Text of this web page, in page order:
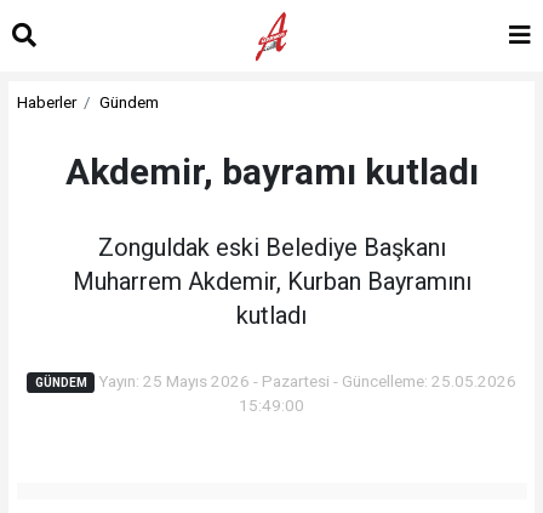
Haberler Gündem
Akdemir, bayramı kutladı
Zonguldak eski Belediye Başkanı
Muharrem Akdemir, Kurban Bayramını
kutladı
GÜNDEM
Yayın: 25 Mayıs 2026 - Pazartesi - Güncelleme: 25.05.2026
15:49:00